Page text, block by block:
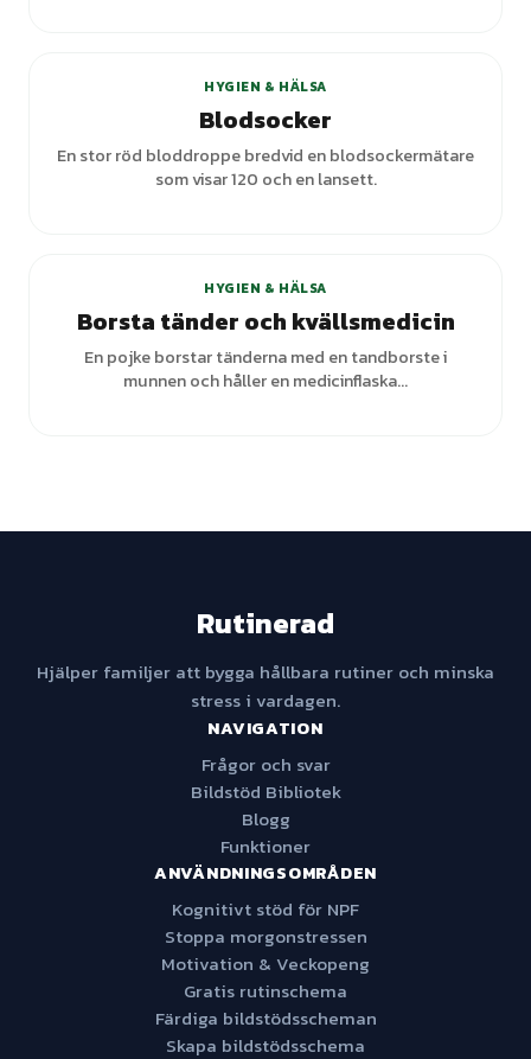
HYGIEN & HÄLSA
Blodsocker
En stor röd bloddroppe bredvid en blodsockermätare
som visar 120 och en lansett.
HYGIEN & HÄLSA
Borsta tänder och kvällsmedicin
En pojke borstar tänderna med en tandborste i
munnen och håller en medicinflaska...
Rutinerad
Hjälper familjer att bygga hållbara rutiner och minska
stress i vardagen.
NAVIGATION
Frågor och svar
Bildstöd Bibliotek
Blogg
Funktioner
ANVÄNDNINGSOMRÅDEN
Kognitivt stöd för NPF
Stoppa morgonstressen
Motivation & Veckopeng
Gratis rutinschema
Färdiga bildstödsscheman
Skapa bildstödsschema